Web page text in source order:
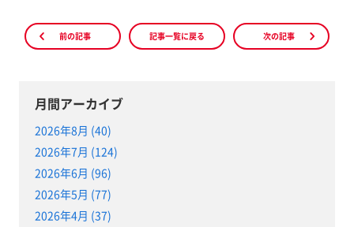
前の記事 記事一覧に戻る 次の記事
月間アーカイブ
2026年8月 (40)
2026年7月 (124)
2026年6月 (96)
2026年5月 (77)
2026年4月 (37)